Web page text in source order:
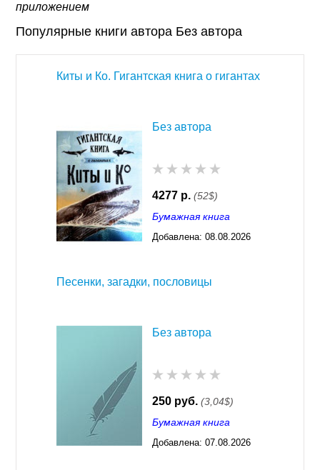
приложением
Популярные книги автора Без автора
Киты и Ко. Гигантская книга о гигантах
Без автора
4277 р. (52$)
Бумажная книга
Добавлена: 08.08.2026
Песенки, загадки, пословицы
Без автора
250 руб. (3,04$)
Бумажная книга
Добавлена: 07.08.2026